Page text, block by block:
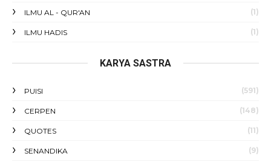
ILMU AL - QUR'AN (1)
ILMU HADIS (1)
KARYA SASTRA
PUISI (591)
CERPEN (148)
QUOTES (11)
SENANDIKA (9)